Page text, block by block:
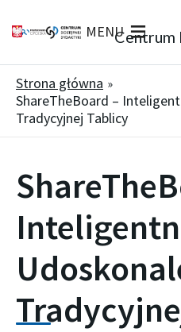
Centrum
MENU
Strona główna
ShareTheBoard –
Tradycyjnej Tablicy